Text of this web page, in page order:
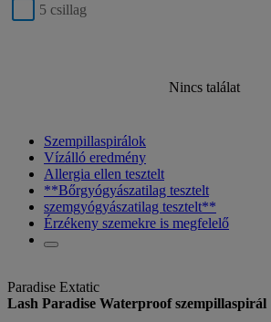
5 csillag
Nincs találat
Szempillaspirálok
Vízálló eredmény
Allergia ellen tesztelt
**Bőrgyógyászatilag tesztelt
szemgyógyászatilag tesztelt**
Érzékeny szemekre is megfelelő
Paradise Extatic
Lash Paradise Waterproof szempillaspirál